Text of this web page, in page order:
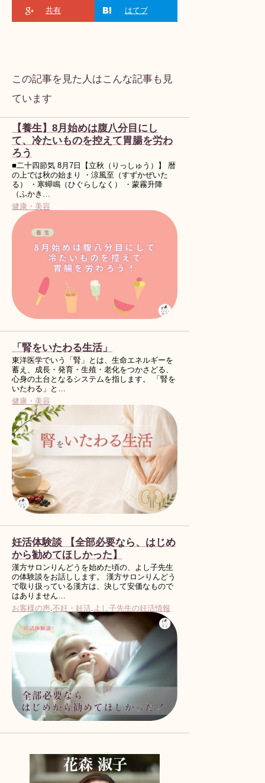
共有 はてブ
この記事を見た人はこんな記事も見
ています
【養生】8月始めは腹八分目にし
て、冷たいものを控えて胃腸を労わ
ろう
■二十四節気 8月7日【立秋（りっしゅう）】 暦
の上では秋の始まり ・涼風至（すずかぜいた
る） ・寒蟬鳴（ひぐらしなく） ・蒙霧升降
（ふかき…
健康・美容
「腎をいたわる生活」
東洋医学でいう「腎」とは、生命エネルギーを
蓄え、成長・発育・生殖・老化をつかさどる、
心身の土台となるシステムを指します。 「腎を
いたわる」と…
健康・美容
妊活体験談 【全部必要なら、はじめ
から勧めてほしかった】
漢方サロンりんどうを始めた頃の、よし子先生
の体験談をお話しします。 漢方サロンりんどう
で取り扱っている漢方は、決して安価なもので
はありません…
お客様の声.不妊・妊活.よし子先生の妊活情報